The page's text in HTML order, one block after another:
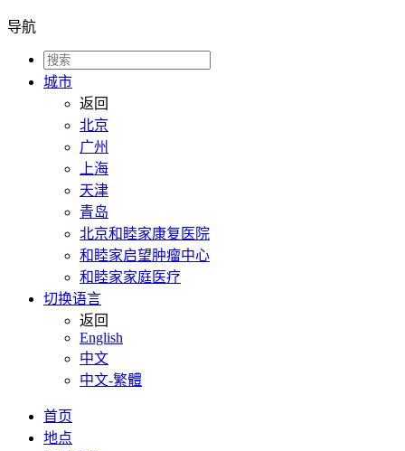
导航
城市
返回
北京
广州
上海
天津
青岛
北京和睦家康复医院
和睦家启望肿瘤中心
和睦家家庭医疗
切换语言
返回
English
中文
中文-繁體
首页
地点